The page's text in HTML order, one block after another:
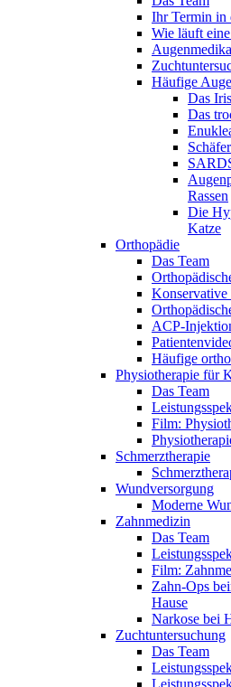
Ihr Termin in
Wie läuft
Häufige
Das
Das
Rassen
Die
Katze
Orthopädie
Das Team
Konservative
ACP-
Häufige
Physiotherapie für
Das Team
Film:
Schmerztherapie
Wundversorgung
Moderne
Zahnmedizin
Das Team
Film:
Zahn-Ops
Hause
Narkose bei
Zuchtuntersuchung
Das Team